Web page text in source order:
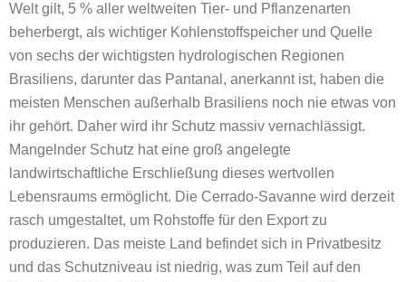
Welt gilt, 5 % aller weltweiten Tier- und Pflanzenarten
beherbergt, als wichtiger Kohlenstoffspeicher und Quelle
von sechs der wichtigsten hydrologischen Regionen
Brasiliens, darunter das Pantanal, anerkannt ist, haben die
meisten Menschen außerhalb Brasiliens noch nie etwas von
ihr gehört. Daher wird ihr Schutz massiv vernachlässigt.
Mangelnder Schutz hat eine groß angelegte
landwirtschaftliche Erschließung dieses wertvollen
Lebensraums ermöglicht. Die Cerrado-Savanne wird derzeit
rasch umgestaltet, um Rohstoffe für den Export zu
produzieren. Das meiste Land befindet sich in Privatbesitz
und das Schutzniveau ist niedrig, was zum Teil auf den